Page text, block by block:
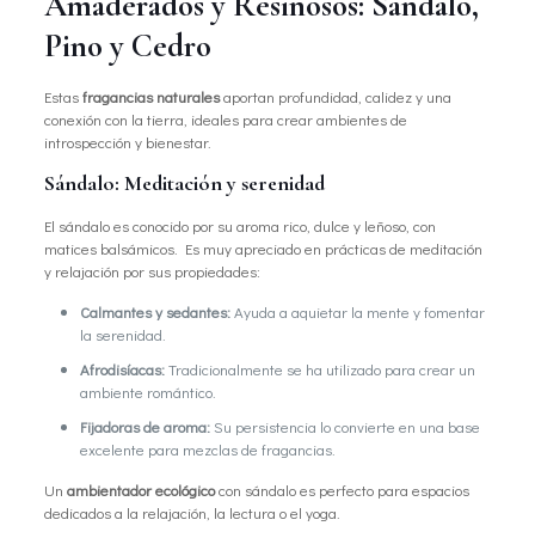
Pino y Cedro
Estasfragancias naturalesaportan profundidad, calidez y una
conexión con la tierra, ideales para crear ambientes de
introspección y bienestar.
Sándalo: Meditación y serenidad
El sándalo es conocido por su aroma rico, dulce y leñoso, con
matices balsámicos. Es muy apreciado en prácticas de meditación
y relajación por sus propiedades:
Calmantes y sedantes:Ayuda a aquietar la mente y fomentar
la serenidad.
Afrodisíacas:Tradicionalmente se ha utilizado para crear un
ambiente romántico.
Fijadoras de aroma:Su persistencia lo convierte en una base
excelente para mezclas de fragancias.
Un ambientador ecológicocon sándalo es perfecto para espacios
dedicados a la relajación, la lectura o el yoga.